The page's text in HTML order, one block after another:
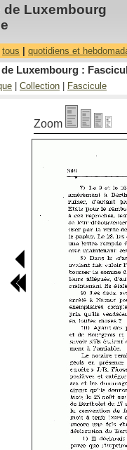
Luxembourg
tous quotidiens et
Luxembourg :
Collection Fascicule
Zoom